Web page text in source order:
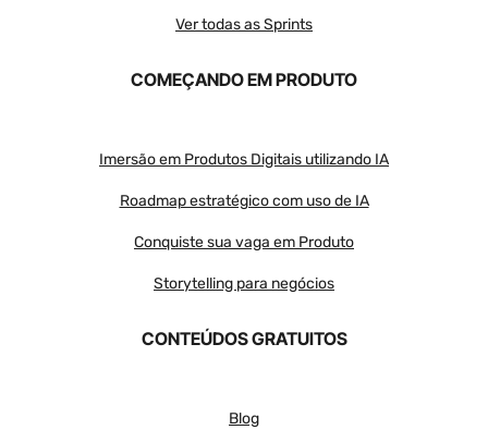
Ver todas as Sprints
COMEÇANDO EM PRODUTO
Imersão em Produtos Digitais utilizando IA
Roadmap estratégico com uso de IA
Conquiste sua vaga em Produto
Storytelling para negócios
CONTEÚDOS GRATUITOS
Blog